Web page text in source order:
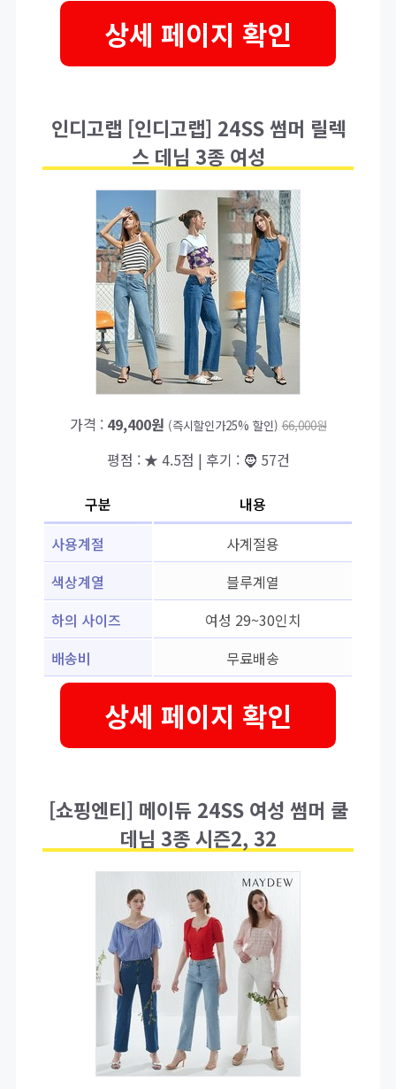
상세 페이지 확인
인디고랩 [인디고랩] 24SS 썸머 릴렉
스 데님 3종 여성
가격 : 49,400원 (즉시할인가25% 할인) 66,000원
평점 : ★ 4.5점 | 후기 : 🧔 57건
구분
내용
사용계절
사계절용
색상계열
블루계열
하의 사이즈
여성 29~30인치
배송비
무료배송
상세 페이지 확인
[쇼핑엔티] 메이듀 24SS 여성 썸머 쿨
데님 3종 시즌2, 32